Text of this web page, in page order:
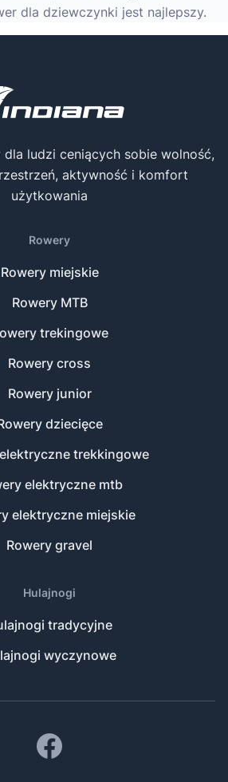
dla dziewczynki jest najlepszy.
ludzi ceniących sobie wolność,
aktywność i komfort
użytkowania
Rowery
Rowery miejskie
Rowery MTB
trekingowe
Rowery cross
Rowery junior
dziecięce
trekkingowe
elektryczne mtb
elektryczne miejskie
Rowery gravel
Hulajnogi
tradycyjne
wyczynowe